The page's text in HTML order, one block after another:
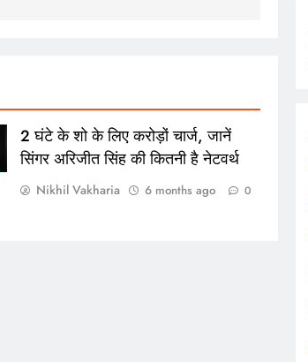
2 घंटे के शो के लिए करोड़ों चार्ज, जानें
सिंगर अरिजीत सिंह की कितनी है नेटवर्थ
Nikhil Vakharia 6 months ago 0